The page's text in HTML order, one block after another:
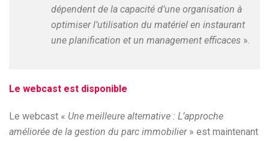
dépendent de la capacité d’une organisation à
optimiser l’utilisation du matériel en instaurant
une planification et un management efficaces ».
Le webcast est disponible
Le webcast « Une meilleure alternative : L’approche
améliorée de la gestion du parc immobilier» est maintenant